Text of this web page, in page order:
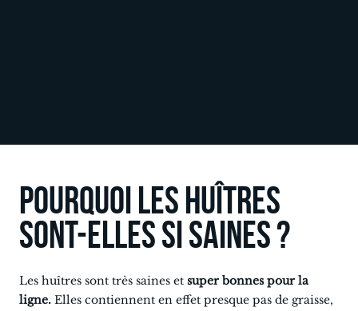
Pourquoi les huîtres
sont-elles si saines ?
Les huîtres sont très saines et super bonnes pour la
ligne. Elles contiennent en effet presque pas de graisse,